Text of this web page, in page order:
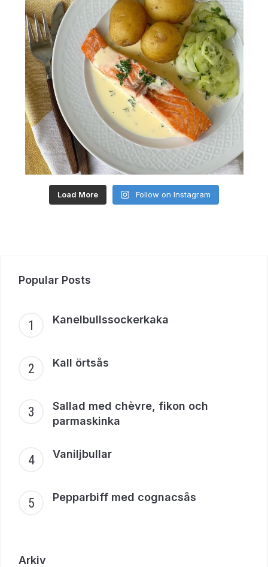
Load More Follow on Instagram
Popular Posts
Kanelbullssockerkaka
Kall örtsås
Sallad med chèvre, fikon och
parmaskinka
Vaniljbullar
Pepparbiff med cognacsås
Arkiv